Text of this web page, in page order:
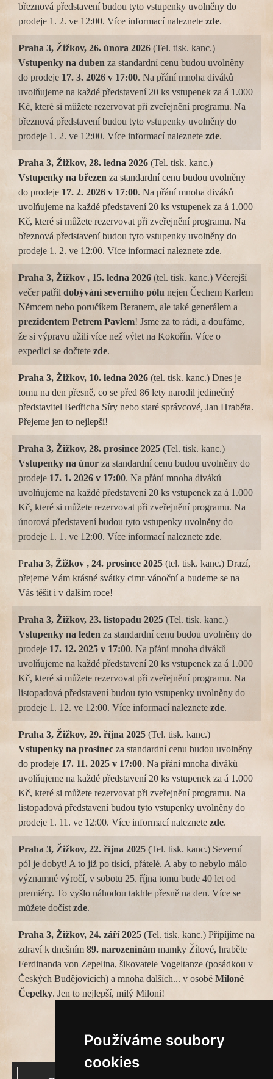
Používáme soubory
cookies
březnová představení budou tyto vstupenky uvolněny do
prodeje 1. 2. ve 12:00. Více informací naleznete zde.
Praha 3, Žižkov, 26. února 2026 (Tel. tisk. kanc.)
Vstupenky na duben za standardní cenu budou uvolněny
do prodeje 17. 3. 2026 v 17:00. Na přání mnoha diváků
uvolňujeme na každé představení 20 ks vstupenek za á 1.000
Kč, které si můžete rezervovat při zveřejnění programu. Na
březnová představení budou tyto vstupenky uvolněny do
prodeje 1. 2. ve 12:00. Více informací naleznete zde.
Praha 3, Žižkov, 28. ledna 2026 (Tel. tisk. kanc.)
Vstupenky na březen za standardní cenu budou uvolněny
do prodeje 17. 2. 2026 v 17:00. Na přání mnoha diváků
uvolňujeme na každé představení 20 ks vstupenek za á 1.000
Kč, které si můžete rezervovat při zveřejnění programu. Na
březnová představení budou tyto vstupenky uvolněny do
prodeje 1. 2. ve 12:00. Více informací naleznete zde.
Praha 3, Žižkov , 15. ledna 2026 (tel. tisk. kanc.) Včerejší
večer patřil dobývání severního pólu nejen Čechem Karlem
Němcem nebo poručíkem Beranem, ale také generálem a
prezidentem Petrem Pavlem! Jsme za to rádi, a doufáme,
že si výpravu užili více než výlet na Kokořín. Více o
expedici se dočtete zde.
Praha 3, Žižkov, 10. ledna 2026 (tel. tisk. kanc.) Dnes je
tomu na den přesně, co se před 86 lety narodil jedinečný
představitel Bedřicha Síry nebo staré správcové, Jan Hraběta.
Přejeme jen to nejlepší!
Praha 3, Žižkov, 28. prosince 2025 (Tel. tisk. kanc.)
Vstupenky na únor za standardní cenu budou uvolněny do
prodeje 17. 1. 2026 v 17:00. Na přání mnoha diváků
uvolňujeme na každé představení 20 ks vstupenek za á 1.000
Kč, které si můžete rezervovat při zveřejnění programu. Na
únorová představení budou tyto vstupenky uvolněny do
prodeje 1. 1. ve 12:00. Více informací naleznete zde.
Praha 3, Žižkov , 24. prosince 2025 (tel. tisk. kanc.) Drazí,
přejeme Vám krásné svátky cimr-vánoční a budeme se na
Vás těšit i v dalším roce!
Praha 3, Žižkov, 23. listopadu 2025 (Tel. tisk. kanc.)
Vstupenky na leden za standardní cenu budou uvolněny do
prodeje 17. 12. 2025 v 17:00. Na přání mnoha diváků
uvolňujeme na každé představení 20 ks vstupenek za á 1.000
Kč, které si můžete rezervovat při zveřejnění programu. Na
listopadová představení budou tyto vstupenky uvolněny do
prodeje 1. 12. ve 12:00. Více informací naleznete zde.
Praha 3, Žižkov, 29. října 2025 (Tel. tisk. kanc.)
Vstupenky na prosinec za standardní cenu budou uvolněny
do prodeje 17. 11. 2025 v 17:00. Na přání mnoha diváků
uvolňujeme na každé představení 20 ks vstupenek za á 1.000
Kč, které si můžete rezervovat při zveřejnění programu. Na
listopadová představení budou tyto vstupenky uvolněny do
prodeje 1. 11. ve 12:00. Více informací naleznete zde.
Praha 3, Žižkov, 22. října 2025 (Tel. tisk. kanc.) Severní
pól je dobyt! A to již po tisící, přátelé. A aby to nebylo málo
významné výročí, v sobotu 25. října tomu bude 40 let od
premiéry. To vyšlo náhodou takhle přesně na den. Více se
můžete dočíst zde.
Praha 3, Žižkov, 24. září 2025 (Tel. tisk. kanc.) Připíjíme na
zdraví k dnešním 89. narozeninám mamky Žílové, hraběte
Ferdinanda von Zepelina, šikovatele Vogeltanze (posádkou v
Českých Budějovicích) a mnoha dalších... v osobě Miloně
Čepelky. Jen to nejlepší, milý Miloni!